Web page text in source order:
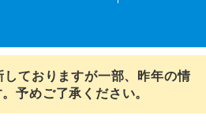
ておりますが一部、昨年の情
予めご了承ください。